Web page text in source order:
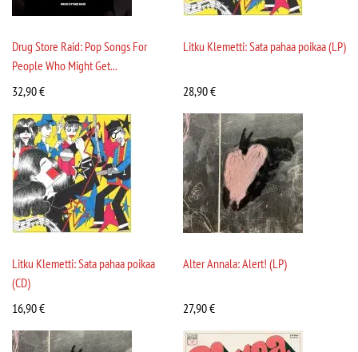
Drug Store Raid: Pop Songs For
People Who Might Get...
32,90€
Litku Klemetti: Sata pahaa poikaa (LP)
28,90€
Litku Klemetti: Sata pahaa poikaa
(CD)
16,90€
Alter Annala: Alert! (LP)
27,90€